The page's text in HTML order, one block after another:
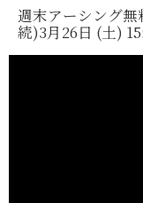
週末アーシング
続)3月26日 (土)